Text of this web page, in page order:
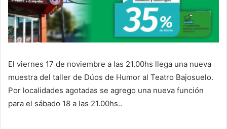
El viernes 17 de noviembre a las 21.00hs llega una nueva
muestra del taller de Dúos de Humor al Teatro Bajosuelo.
Por localidades agotadas se agrego una nueva función
para el sábado 18 a las 21.00hs..